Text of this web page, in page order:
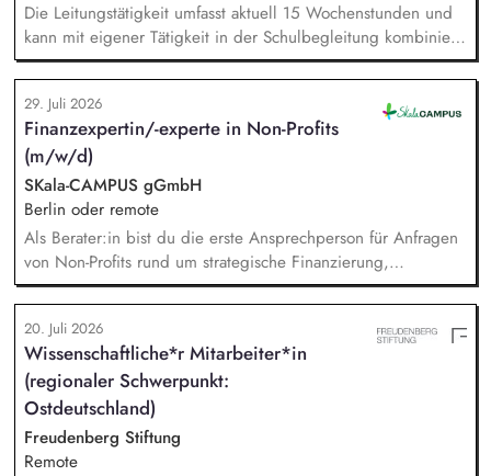
Die Leitungstätigkeit umfasst aktuell 15 Wochenstunden und
kann mit eigener Tätigkeit in der Schulbegleitung kombiniert
werden. Aufgaben: Kapazitätsplanung und Stellenvertretung,
Einarbeitung neuer Mitarbeitenden, Zielvereinbarung und
Entwicklungsgespräche mit Mitarbeitenden, Förderung
Teambuilding und Teamarbeit, Qualitätssicherung der
pädagogischen Arbeit im Hilfeplanverfahren, Kommunikation
im Hinblick auf die Schnittstelle zwischen RheinFlanke und
Schule.
29. Juli 2026
Finanzexpertin/-experte in Non-Profits
(m/w/d)
SKala-CAMPUS gGmbH
Berlin oder remote
Als Berater:in bist du die erste Ansprechperson für Anfragen
von Non-Profits rund um strategische Finanzierung,
Finanzmanagement und Fundraising. Dabei entwickelst du
den gesamten Prozess von der Anfrage über
Angebotserstellung bis zur eigenverantwortlichen Umsetzung.
Auf Basis der jeweiligen Herausforderungen entwickelst du
passgenaue Beratungsprozesse und berätst Organisationen zu
zentralen Fragen ihrer finanziellen Steuerung und
strategischen Weiterentwicklung.
20. Juli 2026
Wissenschaftliche*r Mitarbeiter*in
(regionaler Schwerpunkt:
Ostdeutschland)
Freudenberg Stiftung
Remote